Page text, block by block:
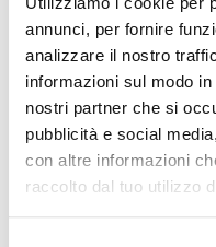
annunci, per fornire
analizzare il nostro
informazioni sul modo
nostri partner che si
pubblicità e social
con altre informazioni
raccolto dal tuo utilizzo
Eventi
Interviste
White Paper
Use Case